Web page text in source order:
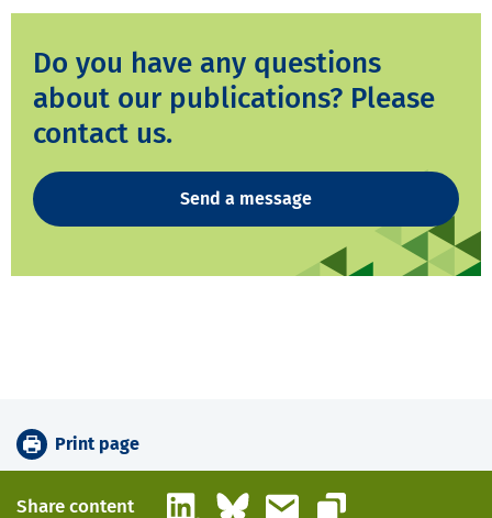
Do you have any questions
about our publications? Please
contact us.
Send a message
Print page
Share content LinkedInBlueskyEmail